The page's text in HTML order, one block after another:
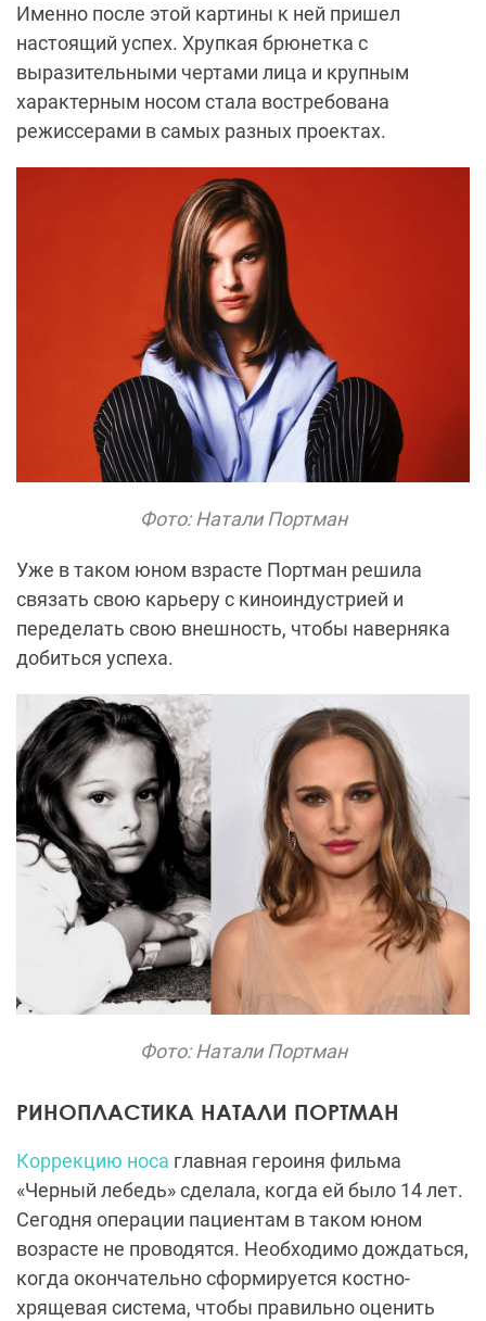
Именно после этой картины к ней пришел
настоящий успех. Хрупкая брюнетка с
выразительными чертами лица и крупным
характерным носом стала востребована
режиссерами в самых разных проектах.
Фото: Натали Портман
Уже в таком юном взрасте Портман решила
связать свою карьеру с киноиндустрией и
переделать свою внешность, чтобы наверняка
добиться успеха.
Фото: Натали Портман
РИНОПЛАСТИКА НАТАЛИ ПОРТМАН
Коррекцию носа главная героиня фильма
«Черный лебедь» сделала, когда ей было 14 лет.
Сегодня операции пациентам в таком юном
возрасте не проводятся. Необходимо дождаться,
когда окончательно сформируется костно-
хрящевая система, чтобы правильно оценить